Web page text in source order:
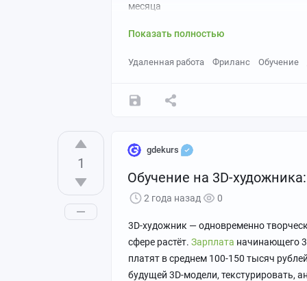
открывались. Сначала создает
месяца
Показать полностью
Удаленная работа Фриланс Обучение
1
gdekurs
Обучение на 3D-
2 года назад 0
3D-художник — одновременно
сфере растёт. Зарплата начинающего
платят в среднем 100-150 тысяч
будущей 3D-модели, текстурировать,